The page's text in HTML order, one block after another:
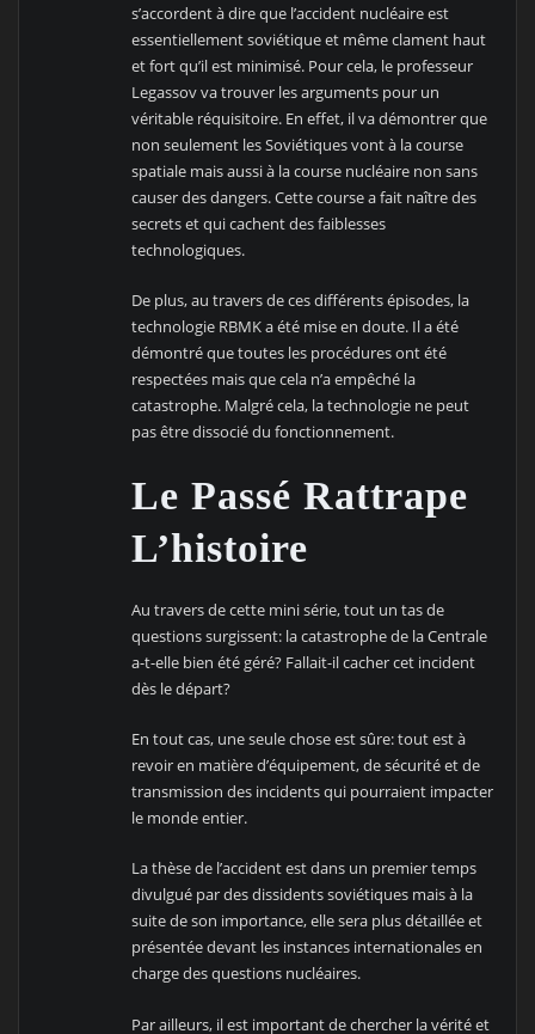
s’accordent à dire que l’accident nucléaire est
essentiellement soviétique et même clament haut
et fort qu’il est minimisé. Pour cela, le professeur
Legassov va trouver les arguments pour un
véritable réquisitoire. En effet, il va démontrer que
non seulement les Soviétiques vont à la course
spatiale mais aussi à la course nucléaire non sans
causer des dangers. Cette course a fait naître des
secrets et qui cachent des faiblesses
technologiques.
De plus, au travers de ces différents épisodes, la
technologie RBMK a été mise en doute. Il a été
démontré que toutes les procédures ont été
respectées mais que cela n’a empêché la
catastrophe. Malgré cela, la technologie ne peut
pas être dissocié du fonctionnement.
Le Passé Rattrape
L’histoire
Au travers de cette mini série, tout un tas de
questions surgissent: la catastrophe de la Centrale
a-t-elle bien été géré? Fallait-il cacher cet incident
dès le départ?
En tout cas, une seule chose est sûre: tout est à
revoir en matière d’équipement, de sécurité et de
transmission des incidents qui pourraient impacter
le monde entier.
La thèse de l’accident est dans un premier temps
divulgué par des dissidents soviétiques mais à la
suite de son importance, elle sera plus détaillée et
présentée devant les instances internationales en
charge des questions nucléaires.
Par ailleurs, il est important de chercher la vérité et